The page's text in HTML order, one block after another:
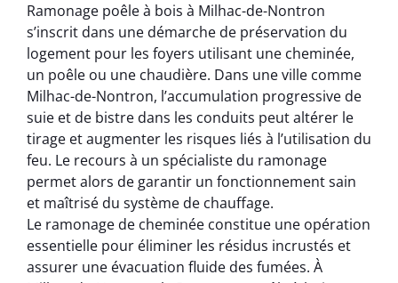
Ramonage poêle à bois à Milhac-de-Nontron
s’inscrit dans une démarche de préservation du
logement pour les foyers utilisant une cheminée,
un poêle ou une chaudière. Dans une ville comme
Milhac-de-Nontron, l’accumulation progressive de
suie et de bistre dans les conduits peut altérer le
tirage et augmenter les risques liés à l’utilisation du
feu. Le recours à un spécialiste du ramonage
permet alors de garantir un fonctionnement sain
et maîtrisé du système de chauffage.
Le ramonage de cheminée constitue une opération
essentielle pour éliminer les résidus incrustés et
assurer une évacuation fluide des fumées. À